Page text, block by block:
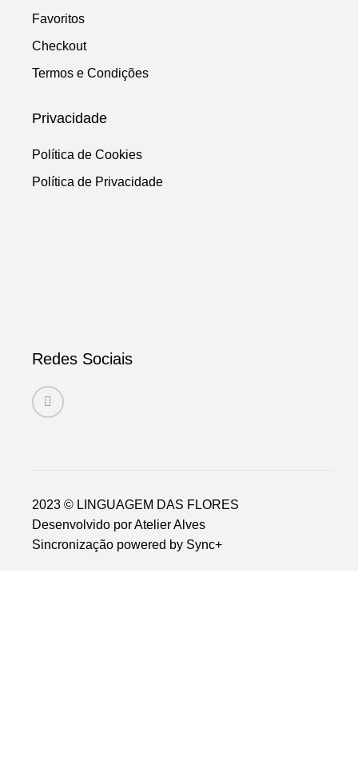
Favoritos
Checkout
Termos e Condições
Privacidade
Política de Cookies
Política de Privacidade
Redes Sociais
2023 © LINGUAGEM DAS FLORES
Desenvolvido porAtelier Alves
Sincronização powered by Sync+